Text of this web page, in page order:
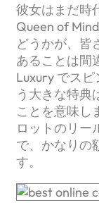
彼女はまだ時
Queen of
どうかが、皆
あることは間
Luxury でス
う大きな特典
ことを意味し
ロットのリー
で、かなりの
す。